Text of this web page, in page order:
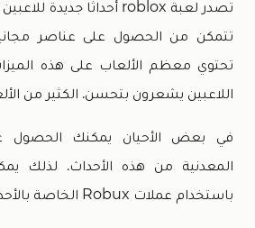
تتمكن من الحصول على عناصر
تحتوي معظم الألعاب على هذه
اللاعبين يشعرون بتحسن. الكثير من
المعدنية من هذه الأحداث. لذلك
باستخدام عملات Robux الخاصة بالأحداث.